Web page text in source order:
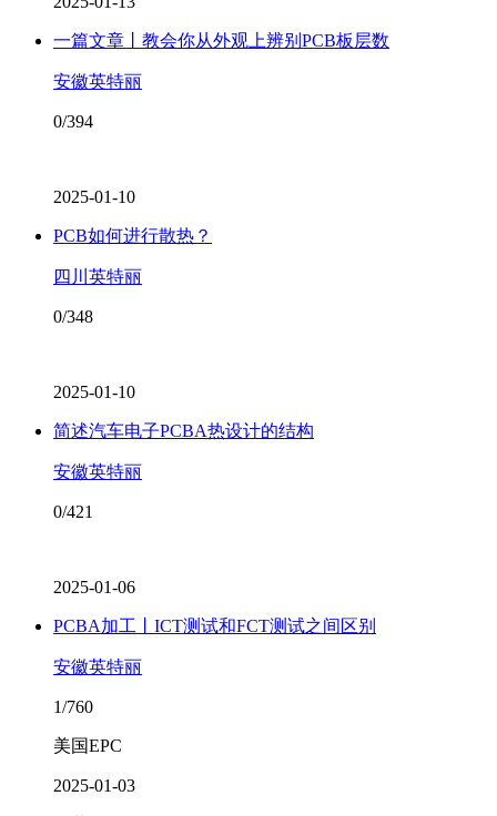
一篇文章丨教会你从外观上辨别PCB板层数
安徽英特丽
0/394
2025-01-10
PCB如何进行散热？
四川英特丽
0/348
2025-01-10
简述汽车电子PCBA热设计的结构
安徽英特丽
0/421
2025-01-06
PCBA加工丨ICT测试和FCT测试之间区别
安徽英特丽
1/760
美国EPC
2025-01-03